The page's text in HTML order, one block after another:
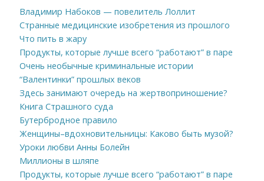
Владимир Набоков — повелитель Лоллит
Странные медицинские изобретения из прошлого
Что пить в жару
Продукты, которые лучше всего “работают” в паре
Очень необычные криминальные истории
“Валентинки” прошлых веков
Здесь занимают очередь на жертвоприношение?
Книга Страшного суда
Бутербродное правило
Женщины–вдохновительницы: Каково быть музой?
Уроки любви Анны Болейн
Миллионы в шляпе
Продукты, которые лучше всего “работают” в паре